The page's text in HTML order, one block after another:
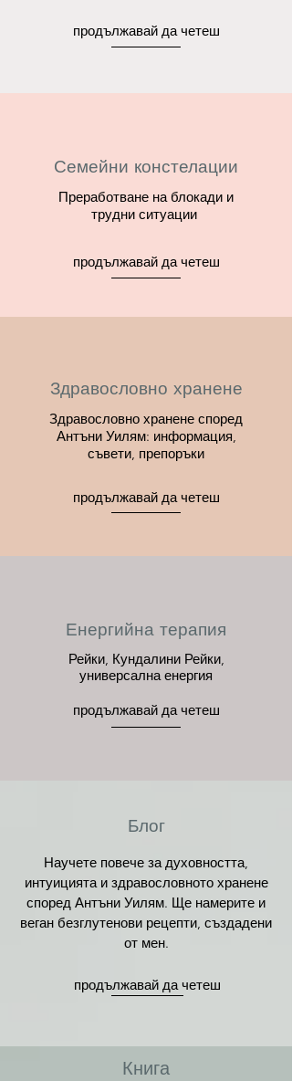
продължавай да четеш
Семейни констелации
Преработване на блокади и
трудни ситуации
продължавай да четеш
Здравословно хранене
Здравословно хранене според
Антъни Уилям: информация,
съвети, препоръки
продължавай да четеш
Енергийна терапия
Рейки, Кундалини Рейки,
универсална енергия
продължавай да четеш
Блог
Научете повече за духовността,
интуицията и здравословното хранене
според Антъни Уилям. Ще намерите и
веган безглутенови рецепти, създадени
от мен.
продължавай да четеш
Книга